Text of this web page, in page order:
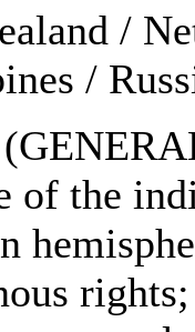
/
/
of the